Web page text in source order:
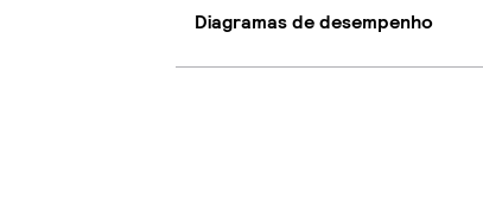
Diagramas de desempenho